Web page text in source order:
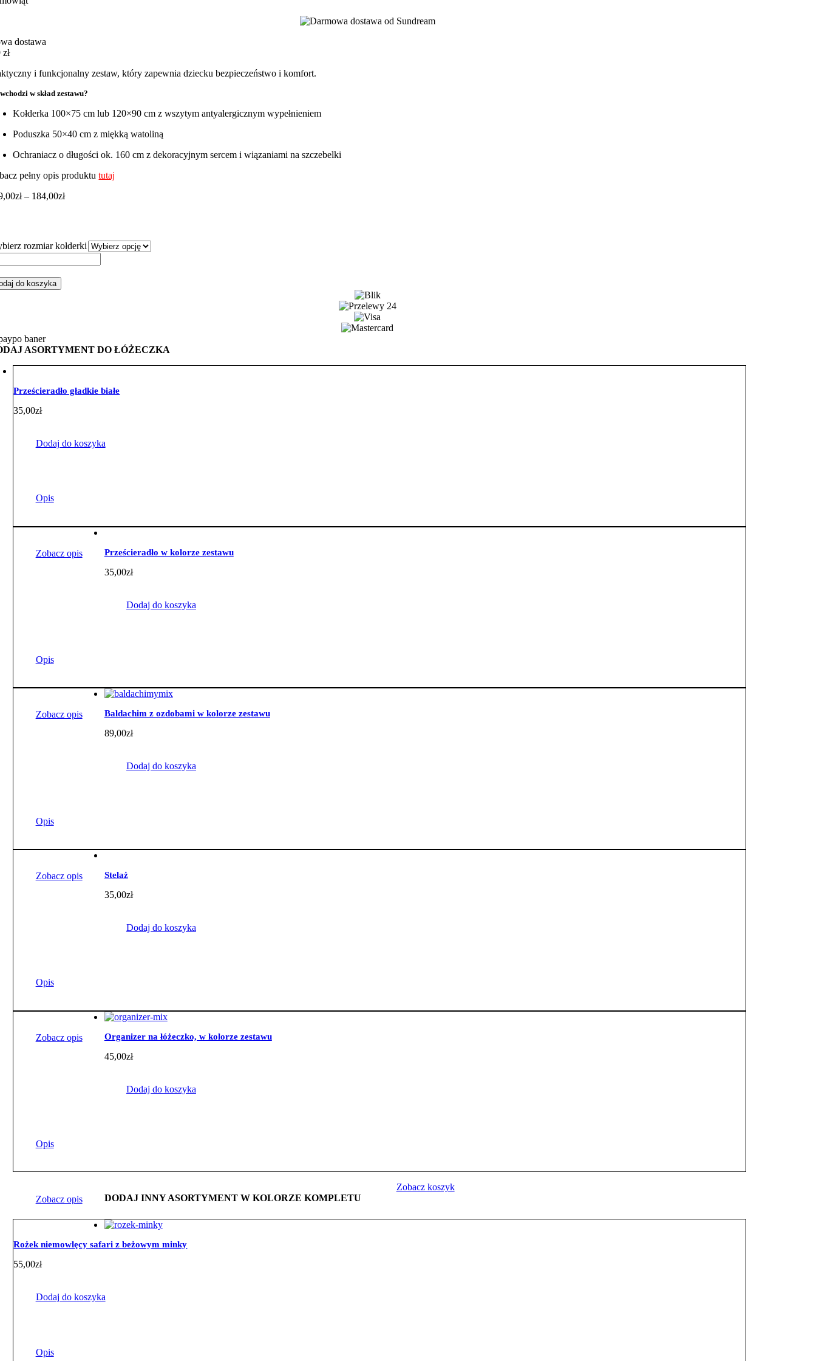
dostawa
i funkcjonalny zestaw, który zapewnia dziecku bezpieczeństwo i komfort.
w skład zestawu?
Kołderka 100×75 cm lub 120×90 cm z wszytym antyalergicznym wypełnieniem
Poduszka 50×40 cm z miękką watoliną
Ochraniacz o długości ok. 160 cm z dekoracyjnym sercem i wiązaniami na szczebelki
pełny opis produktututaj
zł – 184,00złZakres
184,00zł
rozmiar kołderki
do koszyka
ASORTYMENT DO ŁÓŻECZKA
Prześcieradło gładkie białe
35,00zł
Dodaj do koszyka
Opis
Zobacz opis Prześcieradło w kolorze zestawu
35,00zł
Dodaj do koszyka
Opis
Zobacz opis Baldachim z ozdobami w kolorze zestawu
89,00zł
Dodaj do koszyka
Opis
Zobacz opis Stelaż
35,00zł
Dodaj do koszyka
Opis
Zobacz opis Organizer na łóżeczko, w kolorze zestawu
45,00zł
Dodaj do koszyka
Opis
Zobacz opis
Zobacz koszyk
DODAJ INNY ASORTYMENT W KOLORZE KOMPLETU
Rożek niemowlęcy safari z beżowym minky
55,00zł
Dodaj do koszyka
Opis